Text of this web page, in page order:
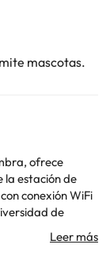
mascotas.
ofrece
la estación de
conexión WiFi
de